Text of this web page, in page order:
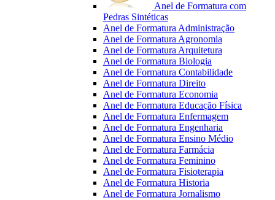
Anel de Formatura com
Pedras Sintéticas
Anel de Formatura Administração
Anel de Formatura Agronomia
Anel de Formatura Arquitetura
Anel de Formatura Biologia
Anel de Formatura Contabilidade
Anel de Formatura Direito
Anel de Formatura Economia
Anel de Formatura Educação Física
Anel de Formatura Enfermagem
Anel de Formatura Engenharia
Anel de Formatura Ensino Médio
Anel de Formatura Farmácia
Anel de Formatura Feminino
Anel de Formatura Fisioterapia
Anel de Formatura Historia
Anel de Formatura Jornalismo